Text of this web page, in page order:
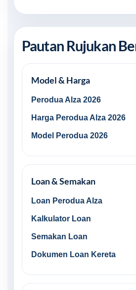
Pautan Rujukan
Model & Harga
Perodua Alza 2026
Harga Perodua Alza 2026
Model Perodua 2026
Loan & Semakan
Loan Perodua Alza
Kalkulator Loan
Semakan Loan
Dokumen Loan Kereta